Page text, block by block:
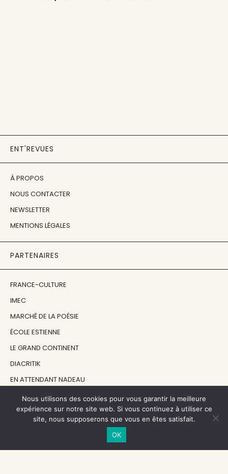
ENT'REVUES
À PROPOS
NOUS CONTACTER
NEWSLETTER
MENTIONS LÉGALES
PARTENAIRES
FRANCE-CULTURE
IMEC
MARCHÉ DE LA POÉSIE
ÉCOLE ESTIENNE
LE GRAND CONTINENT
DIACRITIK
EN ATTENDANT NADEAU
NOS SOUTIENS
Nous utilisons des cookies pour vous garantir la meilleure
expérience sur notre site web. Si vous continuez à utiliser ce
site, nous supposerons que vous en êtes satisfait.
OK